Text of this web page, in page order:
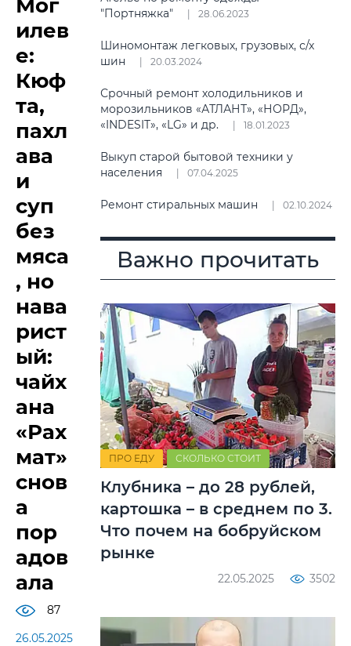
Мог
илев
е:
Кюф
та,
пахл
ава
и
суп
без
мяса
, но
нава
рист
ый:
чайх
ана
«Рах
мат»
снов
а
пор
адов
ала
87
26.05.2025
"Портняжка"
28.06.2023
Шиномонтаж легковых, грузовых, с/х
шин
20.03.2024
Срочный ремонт холодильников и
морозильников «АТЛАНТ», «НОРД»,
«INDESIT», «LG» и др.
18.01.2023
Выкуп старой бытовой техники у
населения
07.04.2025
Ремонт стиральных машин 02.10.2024
Важно прочитать
ПРО ЕДУ СКОЛЬКО СТОИТ
Клубника – до 28 рублей,
картошка – в среднем по 3.
Что почем на бобруйском
рынке
22.05.2025 3502